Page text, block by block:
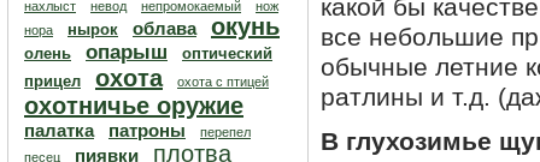
нахлыст невод непромокаемый
нож
нора
нырок облава окунь
олень опарыш
оптический
прицел
охота охота с птицей
охотничье оружие
палатка патроны
перепел
песец
пиявки плотва
какой бы
все небольшие
обычные летние
ратлины и т.д.
В глухозимье